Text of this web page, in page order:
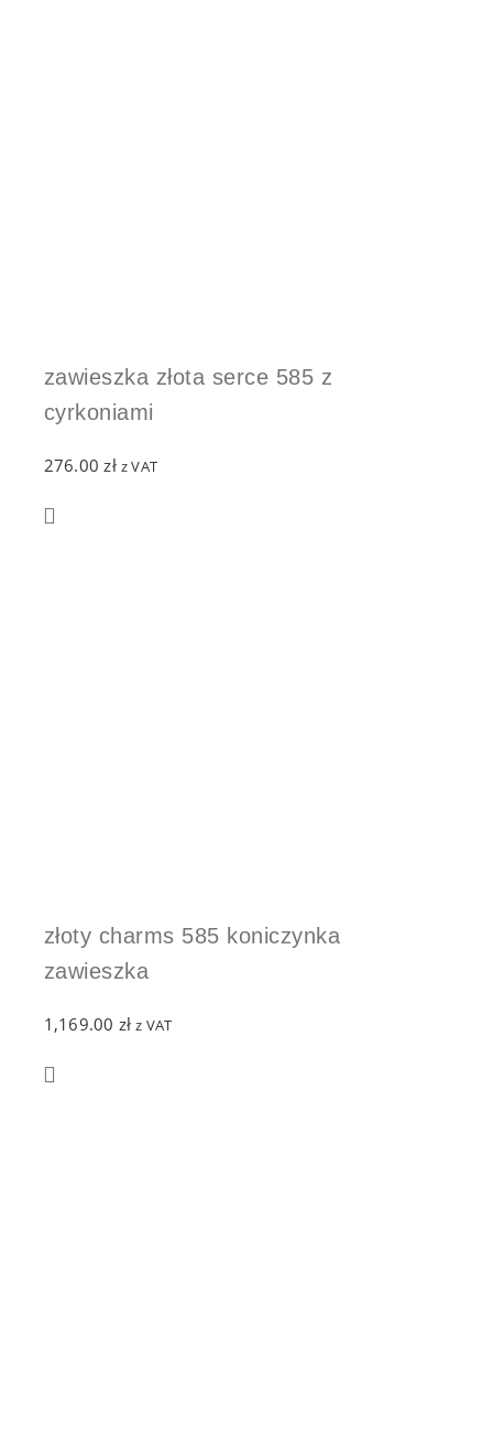
zawieszka złota serce 585 z
cyrkoniami
276.00zł z VAT
złoty charms 585 koniczynka
zawieszka
1,169.00 zł z VAT